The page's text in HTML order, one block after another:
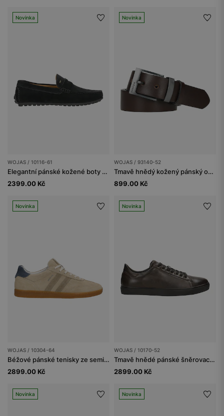
Novinka
WOJAS / 10116-61
Elegantní pánské kožené boty v černé barvě
2399.00 Kč
Novinka
WOJAS / 93140-52
Tmavě hnědý kožený pánský opasek
899.00 Kč
Novinka
WOJAS / 10304-64
Béžové pánské tenisky ze semišové štípenky
2899.00 Kč
Novinka
WOJAS / 10170-52
Tmavě hnědé pánské šněrovací polobotky typu tenisky
2899.00 Kč
Novinka Novinka